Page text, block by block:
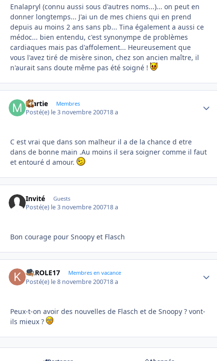
Enalapryl (connu aussi sous d'autres noms...)... on peut en
donner longtemps... J'ai un de mes chiens qui en prend
depuis au moins 2 ans sans pb... Tina également a aussi ce
médoc... bien entendu, c'est synonympe de problèmes
cardiaques mais pas d'affolement... Heureusement que
vous l'avez tiré de misère sinon, chez son ancien maître, il
n'aurait sans doute même pas été soigné !
martie Membres
Posté(e) le 3 novembre 200718 a
C est vrai que dans son malheur il a de la chance d etre
dans de bonne main .Au moins il sera soigner comme il faut
et entouré d amour.
Invité Guests
Posté(e) le 3 novembre 200718 a
Bon courage pour Snoopy et Flasch
KAROLE17 Membres en vacance
Posté(e) le 8 novembre 200718 a
Peux-t-on avoir des nouvelles de Flasch et de Snoopy ? vont-
ils mieux ?